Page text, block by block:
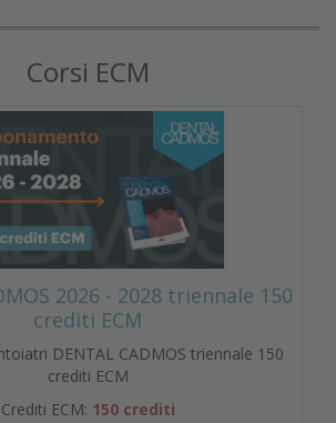
Corsi ECM
2026 - 2028 triennale 150
crediti ECM
DENTAL CADMOS triennale 150
crediti ECM
Crediti ECM: 150 crediti